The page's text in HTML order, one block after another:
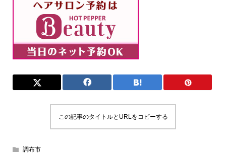
この記事のタイトルとURLをコピーする
調布市